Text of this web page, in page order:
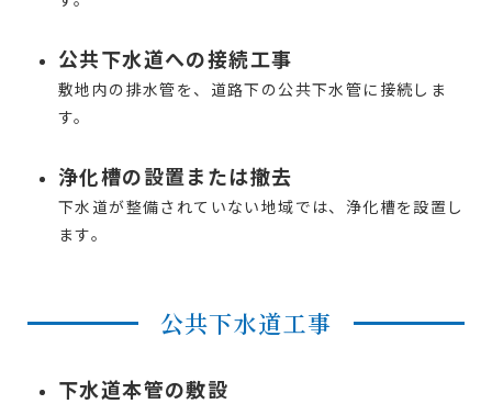
公共下水道への接続工事
敷地内の排水管を、道路下の公共下水管に接続しま
す。
浄化槽の設置または撤去
下水道が整備されていない地域では、浄化槽を設置し
ます。
公共下水道工事
下水道本管の敷設